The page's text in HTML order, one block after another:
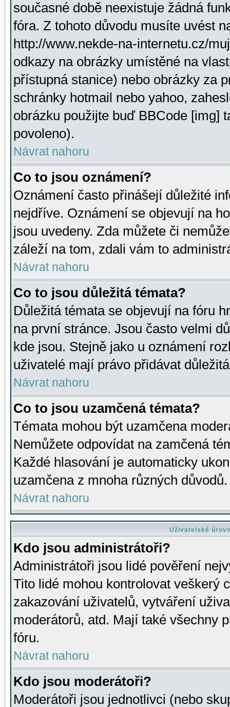
současné době neexistuje žádná
fóra. Z tohoto důvodu musíte uvést
http://www.nekde-na-internetu.cz/
odkazy na obrázky umístěné na
přístupná stanice) nebo obrázky za
schránky hotmail nebo yahoo,
obrázku použijte buď BBCode [img]
povoleno).
Návrat nahoru
Co to jsou oznámení?
Oznámení často přinášejí důležité
nejdříve. Oznámení se objevují na
jsou uvedeny. Zda můžete či
záleží na tom, zdali vám to
Návrat nahoru
Co to jsou důležitá témata?
Důležitá témata se objevují na fóru
na první stránce. Jsou často velmi
kde jsou. Stejně jako u oznámení
uživatelé mají právo přidávat
Návrat nahoru
Co to jsou uzamčená témata?
Témata mohou být uzamčena
Nemůžete odpovídat na zamčená
Každé hlasování je automaticky
uzamčena z mnoha různých důvodů.
Návrat nahoru
Uživatelské
Kdo jsou administrátoři?
Administrátoři jsou lidé pověření
Tito lidé mohou kontrolovat veškerý
zakazování uživatelů, vytváření
moderátorů, atd. Mají také všechny
fóru.
Návrat nahoru
Kdo jsou moderátoři?
Moderátoři jsou jednotlivci (nebo